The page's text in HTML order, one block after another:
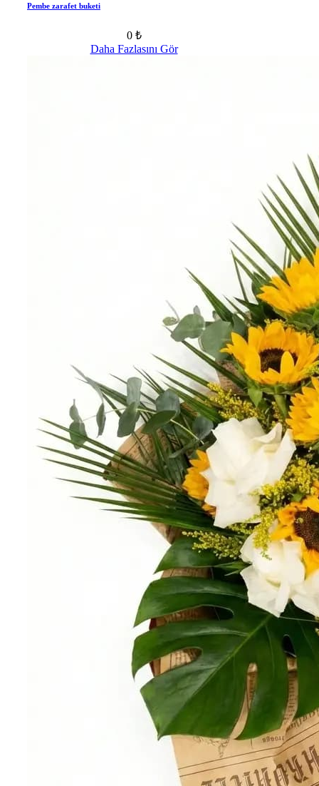
Pembe zarafet buketi
0 ₺
Daha Fazlasını Gör